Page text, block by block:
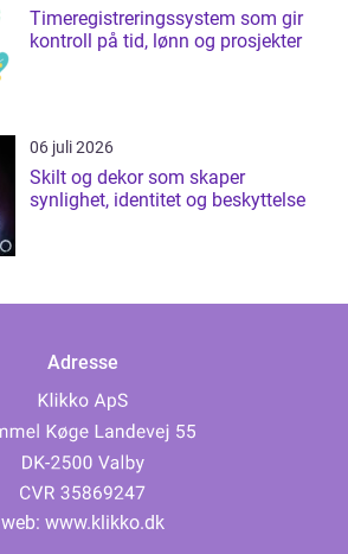
Timeregistreringssystem som gir
kontroll på tid, lønn og prosjekter
06 juli 2026
Skilt og dekor som skaper
synlighet, identitet og beskyttelse
Adresse
web: www.klikko.dk